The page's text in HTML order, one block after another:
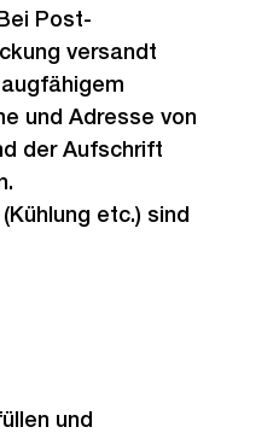
Post-
versandt
und Adresse von
der Aufschrift
etc.) sind
und